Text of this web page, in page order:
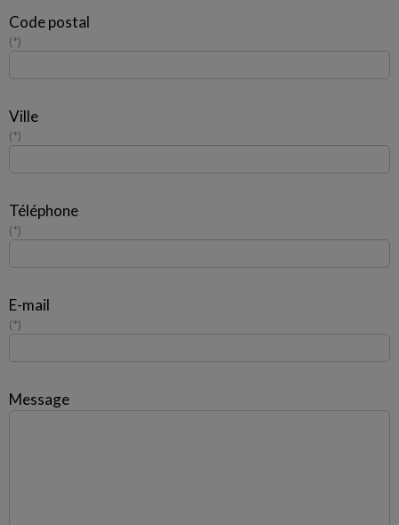
Code postal
*
Ville
*
Téléphone
*
E-mail
*
Message